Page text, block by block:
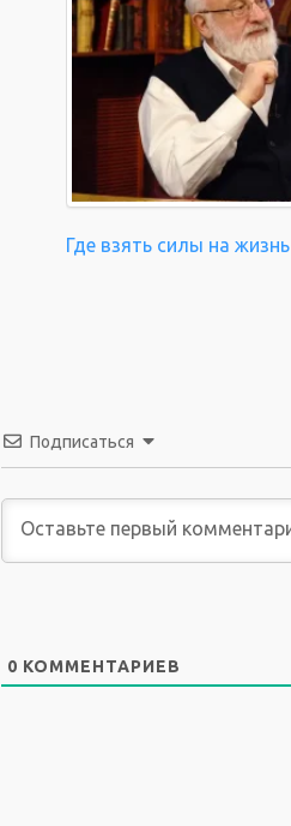
Где взять силы на жизнь
Подписаться
0 КОММЕНТАРИЕВ